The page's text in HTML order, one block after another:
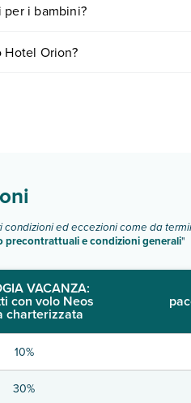
i bambini?
dedicato "Info e descrizione
Hotel Orion?
ed eccezioni come da
precontrattuali e condizioni generali"
VACANZA:
con volo Neos
charterizzata
10%
30%